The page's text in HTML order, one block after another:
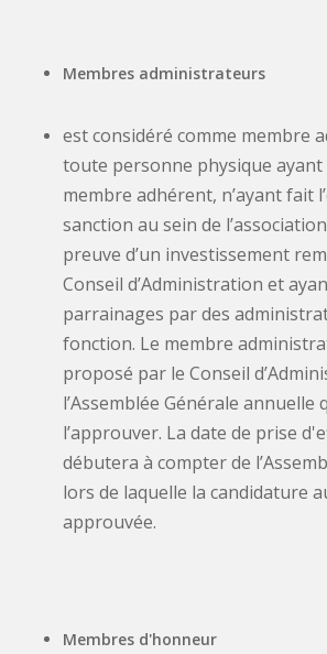
Membres administrateurs
estconsidéré comme membre
toute personne physique
membre adhérent, n’ayant fait
sanction au sein de
preuve d’un investissement
Conseil d’Administration et
parrainages par des
fonction. Le membre
proposé par le Conseil
l’Assemblée Générale annuelle
l’approuver. La date de prise
débutera à compter de
lors de laquelle la candidature
approuvée.
Membres d'honneur